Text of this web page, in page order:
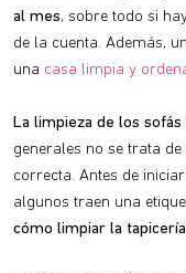
al mes, sobre todo si
de la cuenta. Además,
una casa limpia y
La limpieza de los sofás
generales no se trata
correcta. Antes de
algunos traen una
cómo limpiar la